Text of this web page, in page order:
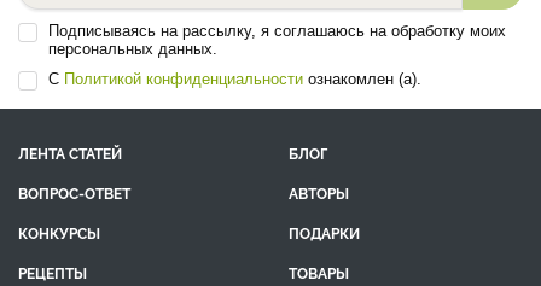
Подписываясь на рассылку, я соглашаюсь на обработку моих
персональных данных.
С Политикой конфиденциальности ознакомлен (а).
ЛЕНТА СТАТЕЙ
БЛОГ
ВОПРОС-ОТВЕТ
АВТОРЫ
КОНКУРСЫ
ПОДАРКИ
РЕЦЕПТЫ
ТОВАРЫ